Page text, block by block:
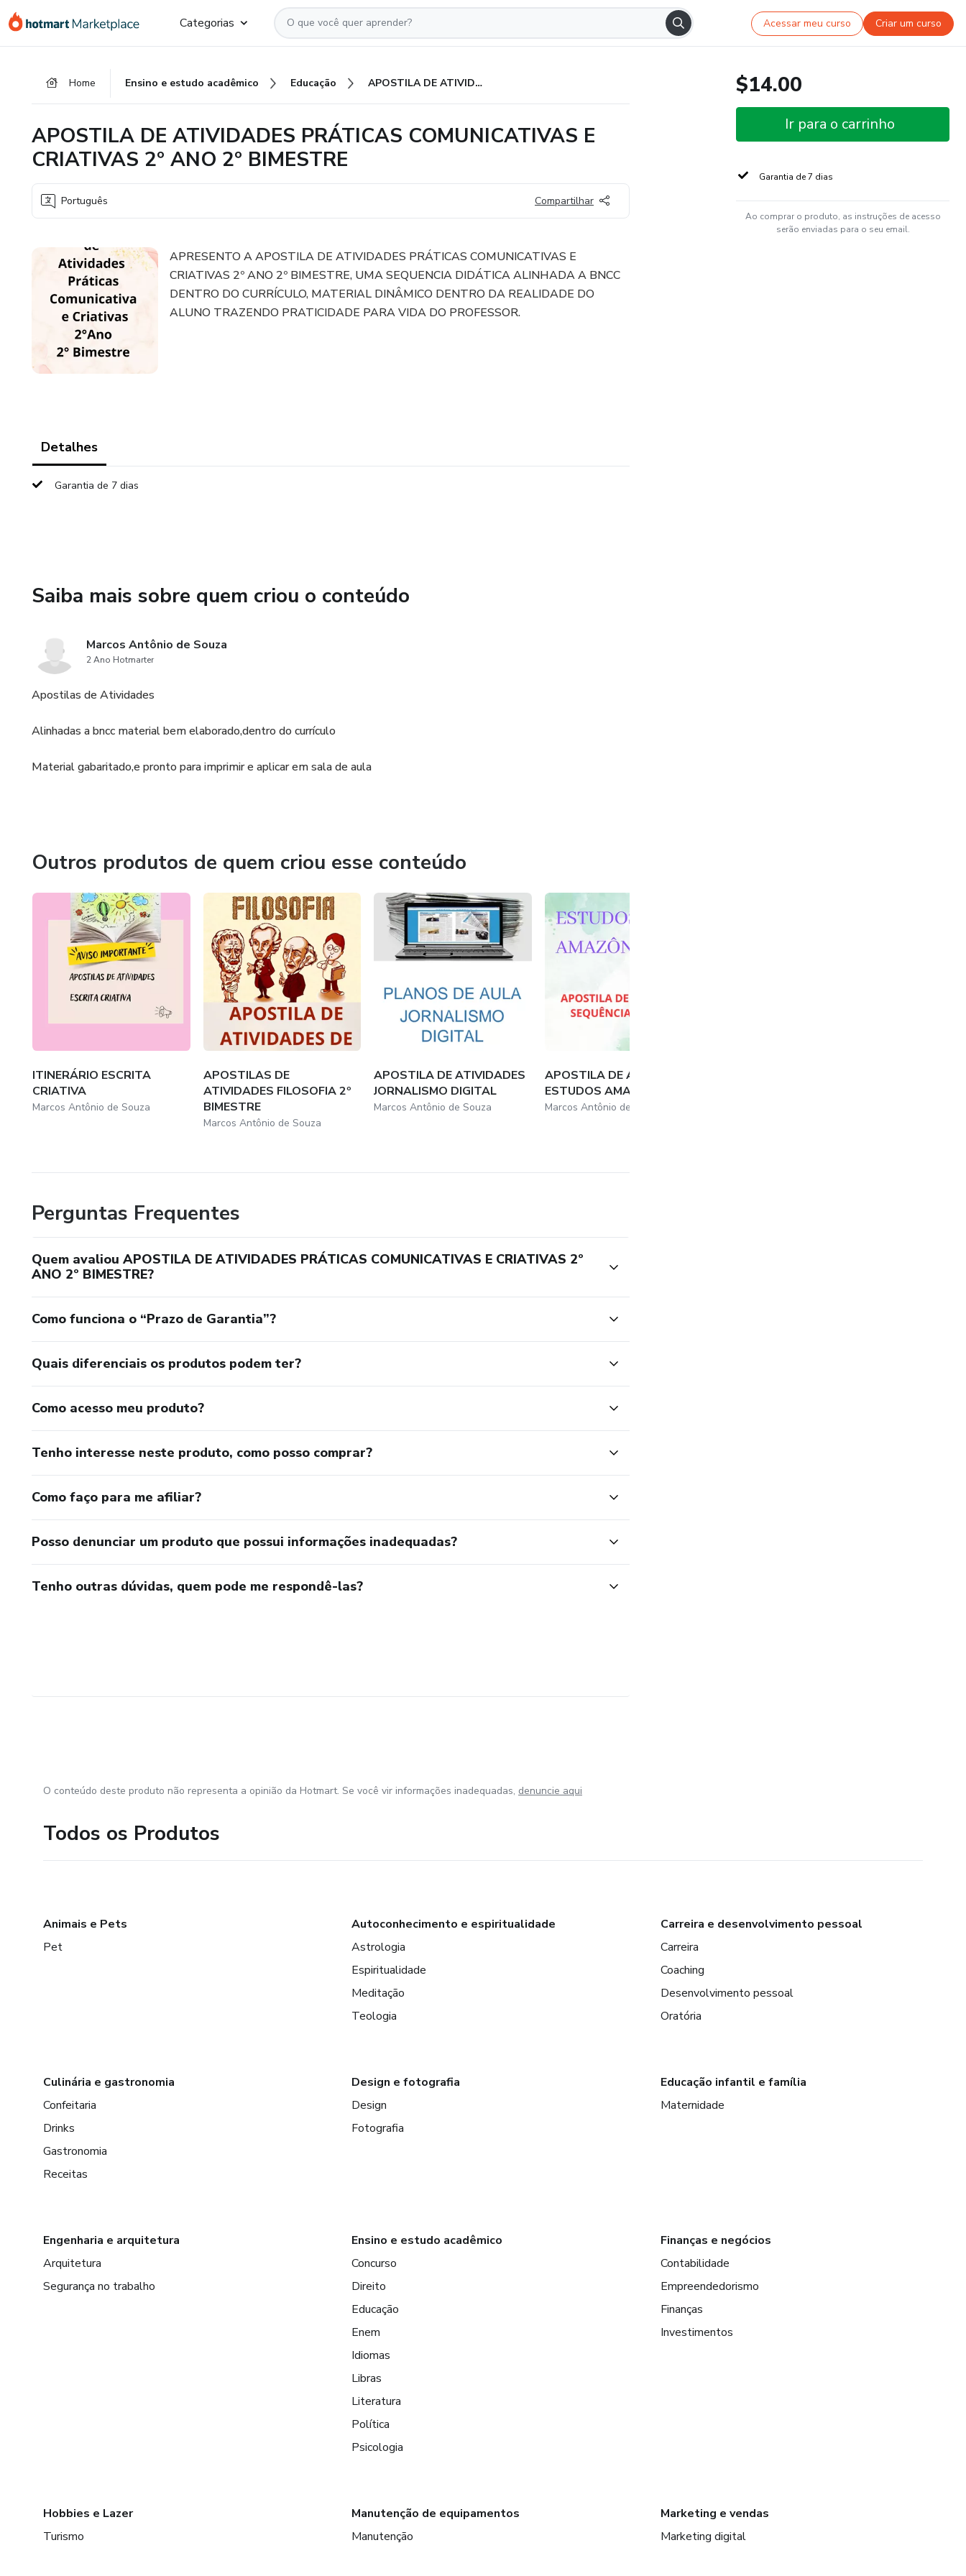
para
para
para
Categorias Acessar meu curso Criar um curso
Home Ensino e estudo acadêmico Educação APOSTILA DE ATIVIDADES PRÁTICAS COMUNICATIVAS E CRIATIVAS 2º ANO 2º BIMESTRE
APOSTILA DE ATIVIDADES PRÁTICAS COMUNICATIVAS E
CRIATIVAS 2º ANO 2º BIMESTRE
Português Compartilhar
APRESENTO A APOSTILA DE ATIVIDADES PRÁTICAS COMUNICATIVAS E
CRIATIVAS 2º ANO 2º BIMESTRE, UMA SEQUENCIA DIDÁTICA ALINHADA A BNCC
DENTRO DO CURRÍCULO, MATERIAL DINÂMICO DENTRO DA REALIDADE DO
ALUNO TRAZENDO PRATICIDADE PARA VIDA DO PROFESSOR.
Detalhes
Garantia de 7 dias
Saiba mais sobre quem criou o conteúdo
Marcos Antônio de Souza
2 Ano Hotmarter
Apostilas de Atividades
Alinhadas a bncc material bem elaborado,dentro do currículo
Material gabaritado,e pronto para imprimir e aplicar em sala de aula
Outros produtos de quem criou esse conteúdo
ITINERÁRIO ESCRITA
CRIATIVA
Marcos Antônio de Souza
APOSTILAS DE
ATIVIDADES FILOSOFIA 2º
BIMESTRE
Marcos Antônio de Souza
APOSTILA DE ATIVIDADES
JORNALISMO DIGITAL
Marcos Antônio de Souza
APOSTILA DE ATIVIDADES
ESTUDOS AMAZÔNICOS
Marcos Antônio de Souza
Perguntas Frequentes
Quem avaliou APOSTILA DE ATIVIDADES PRÁTICAS COMUNICATIVAS E CRIATIVAS 2º
ANO 2º BIMESTRE?
Como funciona o “Prazo de Garantia”?
Quais diferenciais os produtos podem ter?
Como acesso meu produto?
Tenho interesse neste produto, como posso comprar?
Como faço para me afiliar?
Posso denunciar um produto que possui informações inadequadas?
Tenho outras dúvidas, quem pode me respondê-las?
$14.00
Ir para o carrinho
Garantia de 7 dias
Ao comprar o produto, as instruções de acesso
serão enviadas para o seu email.
O conteúdo deste produto não representa a opinião da Hotmart. Se você vir informações inadequadas, denuncie aqui
Todos os Produtos
Animais e Pets
Pet
Autoconhecimento e espiritualidade
Astrologia
Espiritualidade
Meditação
Teologia
Carreira e desenvolvimento pessoal
Carreira
Coaching
Desenvolvimento pessoal
Oratória
Culinária e gastronomia
Confeitaria
Drinks
Gastronomia
Receitas
Design e fotografia
Design
Fotografia
Educação infantil e família
Maternidade
Engenharia e arquitetura
Arquitetura
Segurança no trabalho
Ensino e estudo acadêmico
Concurso
Direito
Educação
Enem
Idiomas
Libras
Literatura
Política
Psicologia
Finanças e negócios
Contabilidade
Empreendedorismo
Finanças
Investimentos
Hobbies e Lazer
Turismo
Manutenção de equipamentos
Manutenção
Marketing e vendas
Marketing digital